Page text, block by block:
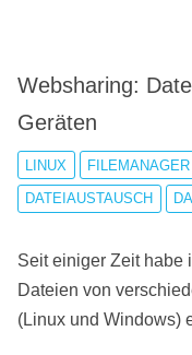
Websharing:
Geräten
LINUX FILEMANAGER
DATEIAUSTAUSCH
Seit einiger Zeit habe
Dateien von
(Linux und Windows)